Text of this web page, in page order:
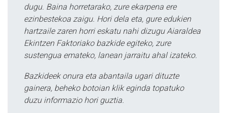
dugu. Baina horretarako, zure ekarpena ere
ezinbestekoa zaigu. Hori dela eta, gure edukien
hartzaile zaren horri eskatu nahi dizugu Aiaraldea
Ekintzen Faktoriako bazkide egiteko, zure
sustengua emateko, lanean jarraitu ahal izateko.
Bazkideek onura eta abantaila ugari dituzte
gainera, beheko botoian klik eginda topatuko
duzu informazio hori guztia.